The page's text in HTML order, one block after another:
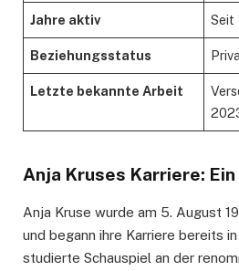
Jahre aktiv Seit
Beziehungsstatus
Letzte bekannte Arbeit
Anja Kruses Karriere:
Anja Kruse wurde am 5. August
und begann ihre Karriere bereits in
studierte Schauspiel an der